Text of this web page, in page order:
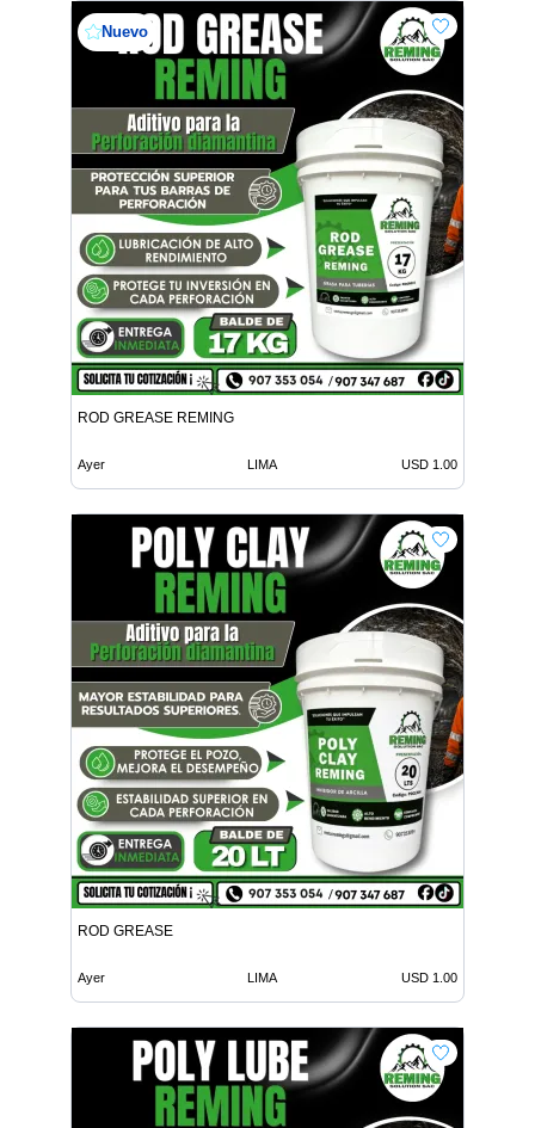
Nuevo
ROD GREASE REMING
Ayer LIMA USD 1.00
ROD GREASE
Ayer LIMA USD 1.00